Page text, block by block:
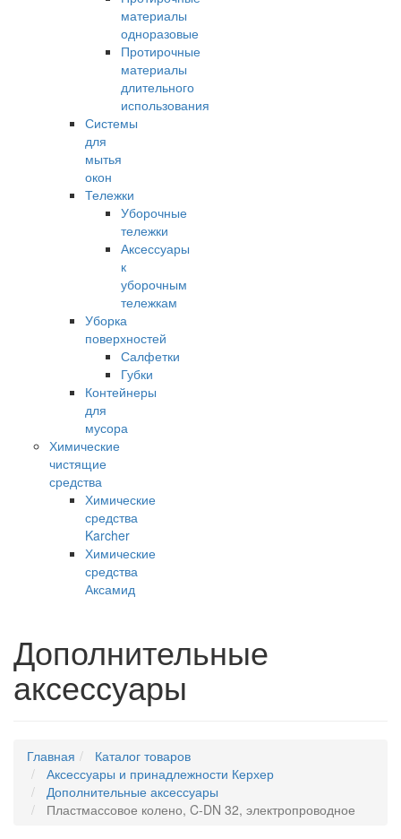
материалы
одноразовые
Протирочные
материалы
длительного
использования
Системы
для
мытья
окон
Тележки
Уборочные
тележки
Аксессуары
к
уборочным
тележкам
Уборка
поверхностей
Салфетки
Губки
Контейнеры
для
мусора
Химические
чистящие
средства
Химические
средства
Karcher
Химические
средства
Аксамид
Дополнительные
аксессуары
Главная
Каталог товаров
Аксессуары и принадлежности Керхер
Дополнительные аксессуары
Пластмассовое колено, C-DN 32, электропроводное